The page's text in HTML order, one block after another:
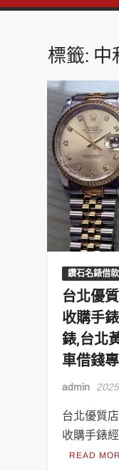
標籤: 中
鑽石名錶借款
台北優
收購手
錶,台北
車借錢
admin
台北優質
收購手錶
READ